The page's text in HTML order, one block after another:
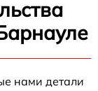
нами детали